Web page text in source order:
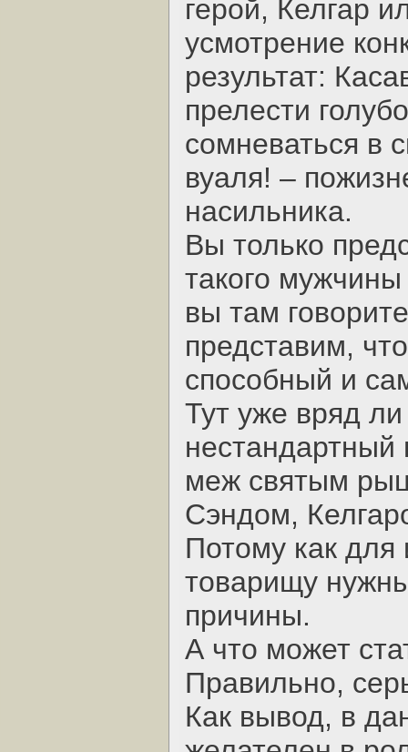
герой, Келгар
усмотрение
результат:
прелести
сомневаться в
вуаля! –
насильника.
Вы только
такого
вы там
представим,
способный и
Тут уже вряд
нестандартный
меж святым
Сэндом,
Потому как
товарищу
причины.
А что может
Правильно,
Как вывод, в